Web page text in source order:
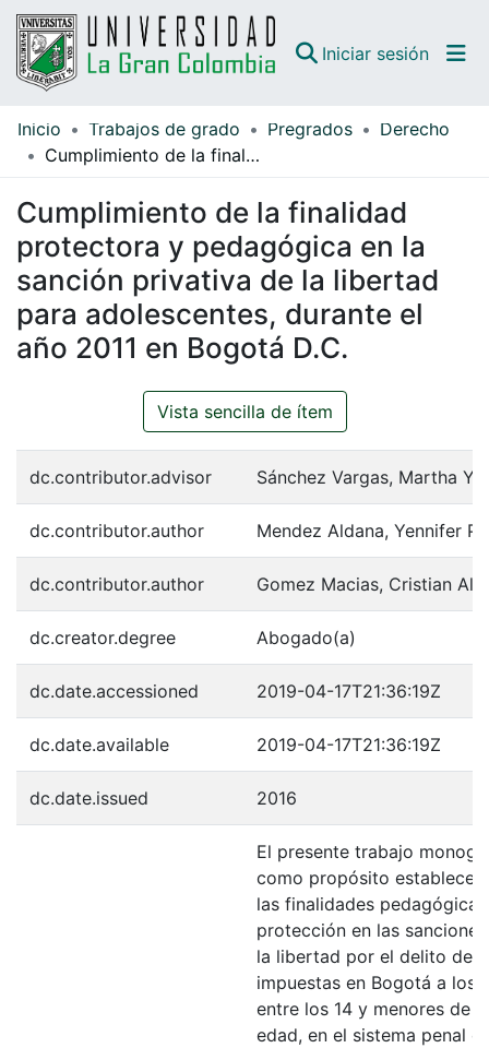
Iniciar sesión
Comunidades
Inicio Trabajos de grado Pregrados
Derecho
Cumplimiento de la finalidad protectora y pedagógica en la sanción privativa de la libertad para adolescentes, durante el año 2011 en Bogotá D.C.
Cumplimiento de la finalidad
protectora y pedagógica en la
sanción privativa de la libertad
para adolescentes, durante el
año 2011 en Bogotá D.C.
Vista sencilla de ítem
dc.contributor.advisor Sánchez Vargas, Martha
dc.contributor.author Mendez Aldana, Yennifer
dc.contributor.author Gomez Macias, Cristian
dc.creator.degree Abogado(a)
dc.date.accessioned 2019-04-17T21:36:19Z
dc.date.available 2019-04-17T21:36:19Z
dc.date.issued 2016
El presente trabajo
como propósito establecer
las finalidades
protección en las
la libertad por el delito de
impuestas en Bogotá a los
entre los 14 y menores de
edad, en el sistema penal